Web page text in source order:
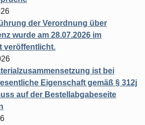
der Verordnung über
wurde am 28.07.2026 im
veröffentlicht.
ist bei
Eigenschaft gemäß § 312j
auf der Bestellabgabeseite